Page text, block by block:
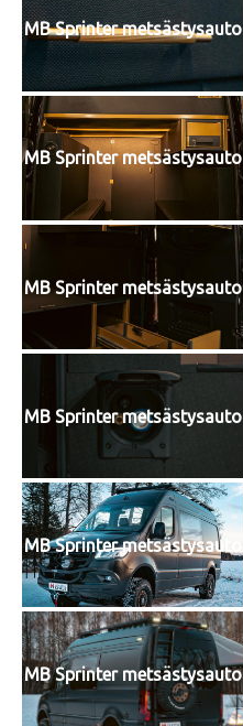
MB Sprinter metsästysauto
MB Sprinter metsästysauto
MB Sprinter metsästysauto
MB Sprinter metsästysauto
MB Sprinter metsästysauto
MB Sprinter metsästysauto